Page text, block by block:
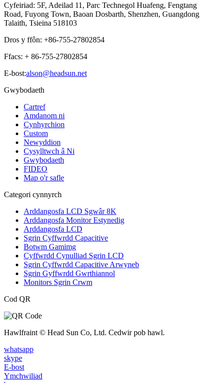
Cyfeiriad: 5F, Adeilad 11, Parc Technegol Huafeng, Fengtang
Road, Fuyong Town, Baoan Dosbarth, Shenzhen, Guangdong
Talaith, Tsieina 518103
Dros y ffôn: +86-755-27802854
Ffacs: + 86-755-27802854
E-bost:alson@headsun.net
Gwybodaeth
Cartref
Amdanom ni
Cynhyrchion
Custom
Newyddion
Cysylltwch â Ni
Gwybodaeth
FIDEO
Map o'r safle
Categori cynnyrch
Arddangosfa LCD Sgwâr 8K
Arddangosfa Monitor Estynedig
Arddangosfa LCD
Sgrin Cyffwrdd Capacitive
Botwm Gamimg
Cyffwrdd Cynulliad Sgrin LCD
Sgrin Cyffwrdd Capacitive Arwyneb
Sgrin Gyffwrdd Gwrthiannol
Monitors Sgrin Crwm
Cod QR
Hawlfraint © Head Sun Co, Ltd. Cedwir pob hawl.
whatsapp
skype
E-bost
Ymchwiliad